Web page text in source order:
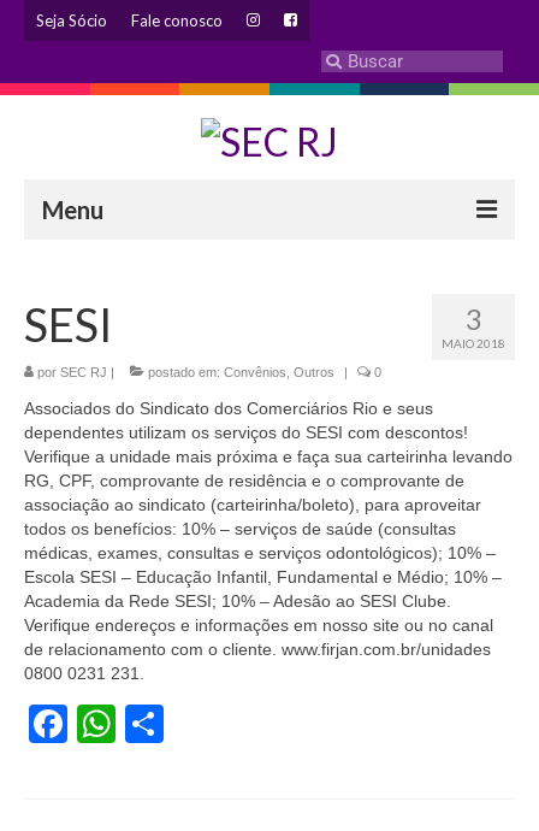
Seja Sócio Fale conosco
Menu
Histórico
Diretoria
Estatuto
Atendimentos
Coletivo Margaridas
Coletivo de Igualdade Racial
DENÚNCIAS
SERVIÇOS
3
MAIO 2018
SESI
por SEC RJ | postado em: Convênios Outros | 0
Associados do Sindicato dos Comerciários Rio e seus
dependentes utilizam os serviços do SESI com descontos!
Verifique a unidade mais próxima e faça sua carteirinha levando
RG, CPF, comprovante de residência e o comprovante de
associação ao sindicato (carteirinha/boleto), para aproveitar
todos os benefícios: 10% – serviços de saúde (consultas
médicas, exames, consultas e serviços odontológicos); 10% –
Escola SESI – Educação Infantil, Fundamental e Médio; 10% –
Academia da Rede SESI; 10% – Adesão ao SESI Clube.
Verifique endereços e informações em nosso site ou no canal
de relacionamento com o cliente. www.firjan.com.br/unidades
0800 0231 231.
Facebook
WhatsApp